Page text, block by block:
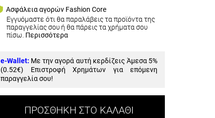
Ασφάλεια αγορών Fashion Core
Εγγυόμαστε ότι θα παραλάβεις τα προϊόντα της
παραγγελίας σου ή θα πάρεις τα χρήματα σου
πίσω. Περισσότερα
e-Wallet: Με την αγορά αυτή κερδίζεις Άμεσα 5%
(0.52€) Επιστροφή Χρημάτων για επόμενη
παραγγελία σου!
ΠΡΟΣΘΉΚΗ ΣΤΟ ΚΑΛΆΘΙ